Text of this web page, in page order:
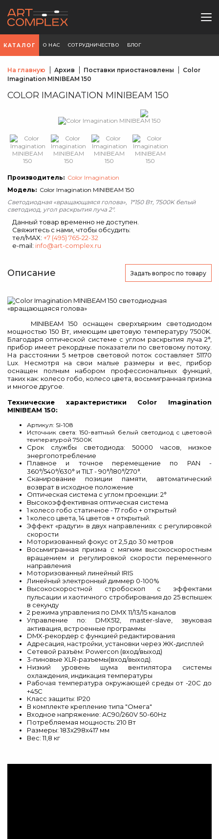
КАТАЛОГ О НАС СОТРУДНИЧЕСТВО БЛОГ
На главную Архив Поставки приостановлены
Color
Imagination MINIBEAM 150
COLOR IMAGINATION MINIBEAM 150
Производитель: Color Imagination
Модель: Color Imagination MINIBEAM 150
Cветодиодная «вращающаяся голова», 1*150 Вт, 7500K белый
светодиод, угол раскрытия луча 2°.
Данный товар временно не доступен.
Свяжитесь с нами, чтобы обсудить:
тел/MAX: +7 (495) 765-22-32
e-mail: info@art-complex.ru
Описание Задать вопрос по товару
MINIBEAM 150 оснащен сверхъярким светодиодом
мощностью 150 Вт, имеющим цветовую температуру 7500K.
Благодаря оптической системе с углом раскрытия луча 2°,
прибор имеет рекордные показатели по световому потоку.
На расстоянии 5 метров световой поток составляет 51170
Lux . Несмотря на свои малые размеры и вес, прибор
оснащен полным набором профессиональных функций,
таких как: колесо гобо, колесо цвета, восьмигранная призма
и многое другое.
Технические характеристики Color Imagination
MINIBEAM 150:
Артикул: SI-108
Источник света: 150-ваттный белый светодиод с цветовой
теипературой 7500K
Срок службы светодиода: 50000 часов, низкое
энергопотребление
Плавное и точное перемещение по PAN -
360°/540°/630° и TILT - 90°/180°/270°.
Сканирование позиции памяти, автоматический
возврат в исходное положение
Оптическая система с углом проекции: 2°
Высокоэффективная оптическая система
1 колесо гобо статичное - 17 гобо + открытый
1 колесо цвета, 14 цветов + открытый.
Эффект «радуги» в двух направлениях с регулировкой
скорости
Моторизованный фокус от 2,5 до 30 метров
Восьмигранная призма с мягким высокоскоростным
вращением и регулировкой скорости переменного
направления
Моторизованный линейный IRIS
Линейный электронный диммер 0-100%
Высокоскоростной стробоскоп с эффектами
пульсации и хаотичного стробирования до 25 вспышек
в секунду
2 режима управления по DMX 11/13/15 каналов
Управление по: DMX512, master-slave, звуковая
активация, встроенные программы
DMX-рекордер с функцией редактирования
Адресация, настройки, установки через ЖК-дисплей
Сетевой разъём: Powercon (вход/выход)
3-пиновые XLR-разъемы(вход/выход).
Низкий уровень шума вентилятора системы
охлаждения, индикация температуры
Рабочая температура окружающей среды от -20С до
+45С
Класс защиты: IP20
В комплекте крепление типа "Омега"
Входное напряжение: AC90/260V 50-60Hz
Потребляемая мощность: 210 Вт
Размеры: 183х298х417 мм
Вес: 11,8 кг